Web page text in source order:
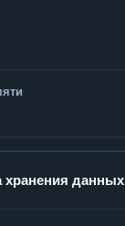
хранения данных